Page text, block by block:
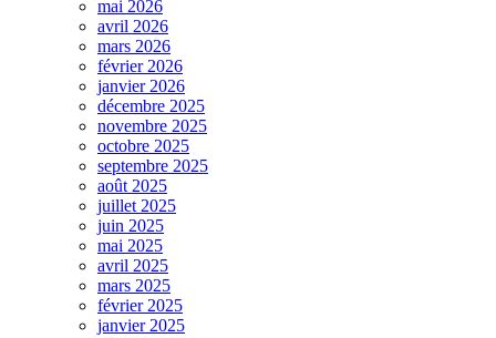
mai 2026
avril 2026
mars 2026
février 2026
janvier 2026
décembre 2025
novembre 2025
octobre 2025
septembre 2025
août 2025
juillet 2025
juin 2025
mai 2025
avril 2025
mars 2025
février 2025
janvier 2025